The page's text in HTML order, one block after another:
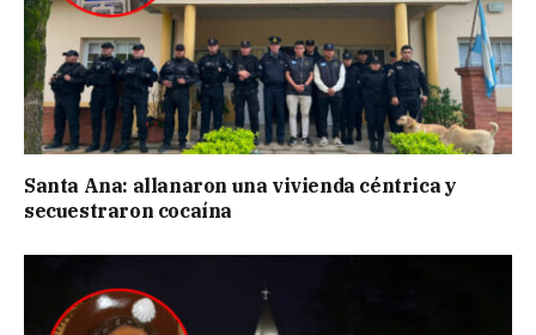
Santa Ana: allanaron una vivienda céntrica y
secuestraron cocaína